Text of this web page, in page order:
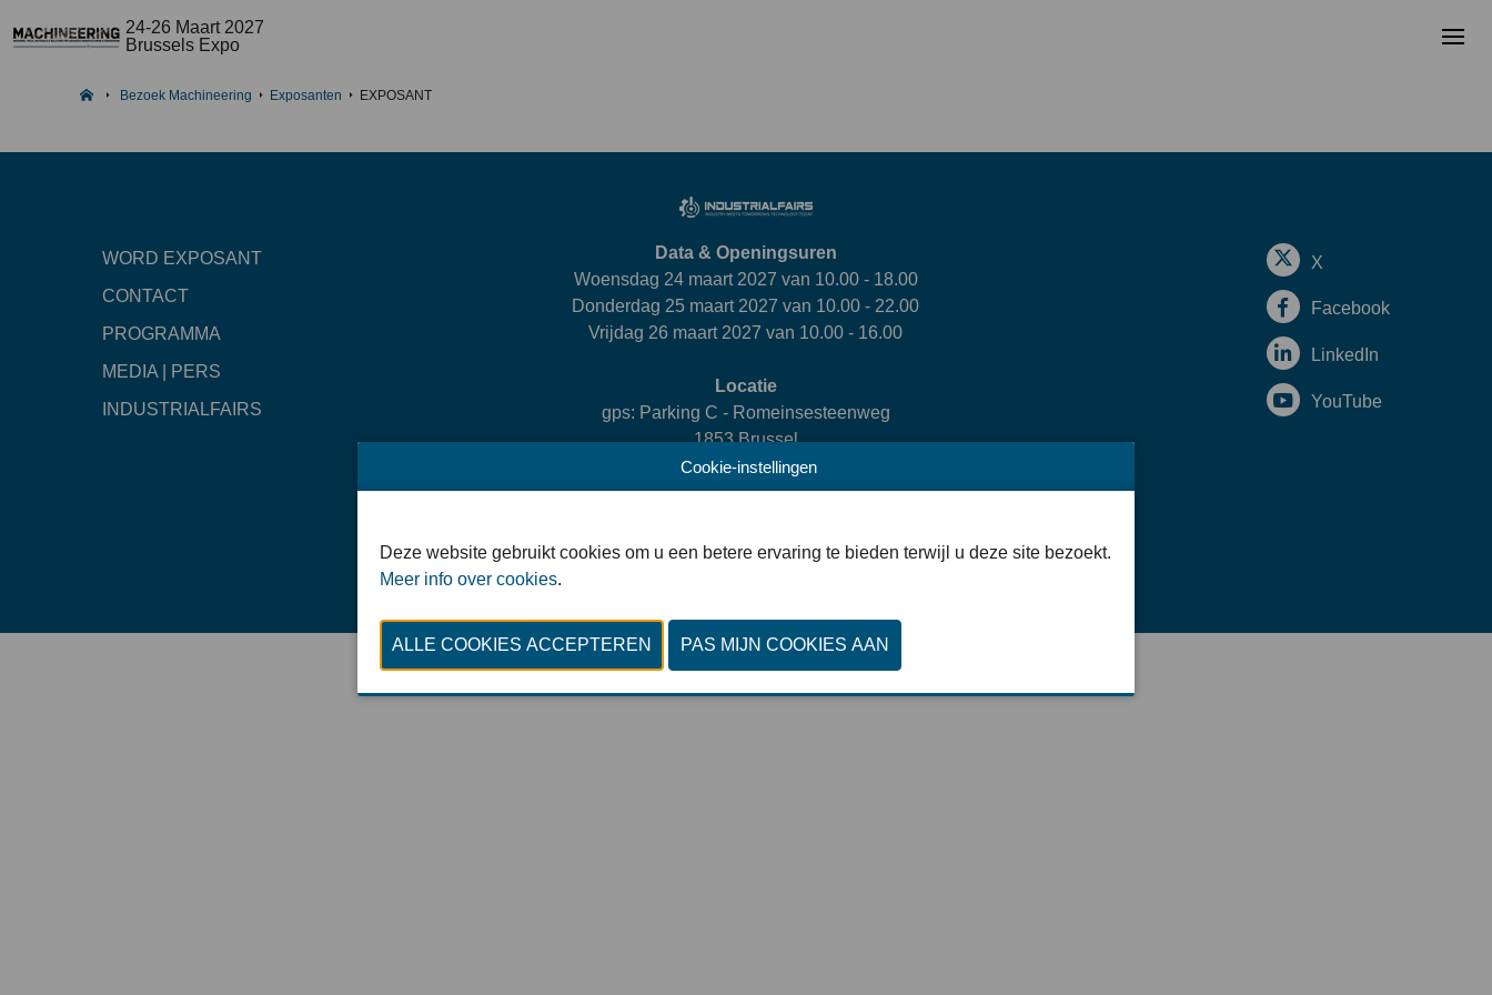
24-26 Maart 2027
Brussels Expo
Bezoek Machineering Exposanten EXPOSANT
WORD EXPOSANT
CONTACT
PROGRAMMA
MEDIA | PERS
INDUSTRIALFAIRS
Data & Openingsuren
Woensdag 24 maart 2027 van 10.00 - 18.00
Donderdag 25 maart 2027 van 10.00 - 22.00
Vrijdag 26 maart 2027 van 10.00 - 16.00
Locatie
gps: Parking C - Romeinsesteenweg
1853 Brussel
X
Facebook
LinkedIn
YouTube
Privacy Policy
Cookie-instellingen
Deze website gebruikt cookies om u een betere ervaring te bieden terwijl u deze site bezoekt.
Meer info over cookies.